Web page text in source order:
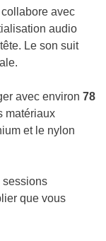
collabore avec
audio
Le son suit
avec environ78
matériaux
et le nylon
sessions
que vous